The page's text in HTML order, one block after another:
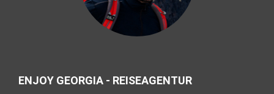
ENJOY GEORGIA - REISEAGENTUR